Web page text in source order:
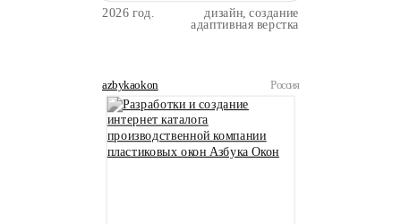
2026 год. дизайн, создание
адаптивная верстка
azbykaokon Россия